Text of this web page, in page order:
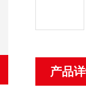
产品